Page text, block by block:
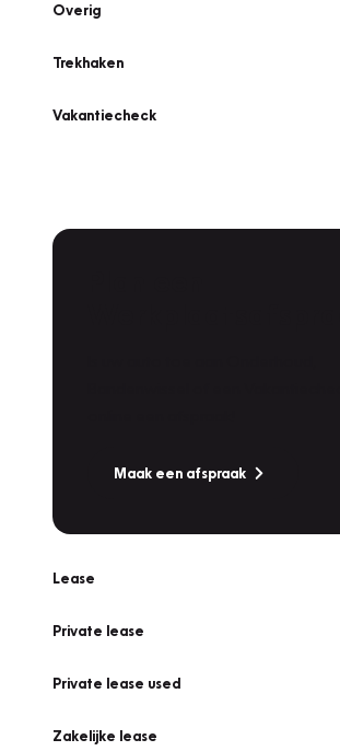
Overig
Trekhaken
Vakantiecheck
Maak een afspraak
Lease
Private lease
Private lease used
Zakelijke lease